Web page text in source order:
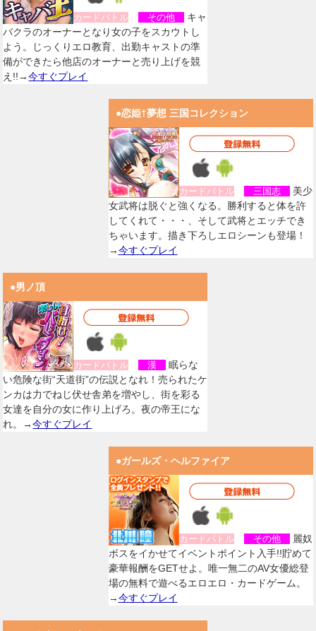
カードバトル その他
キャ
バクラのオーナーとなり女の子をスカウトし
よう。じっくりエロ教育、出勤キャストの準
備ができたら他店のオーナーと売り上げを競
え!!→今すぐプレイ
●恋姫†夢想 三国コレクション
カードバトル 三国志
美少
女武将は脱ぐと強くなる。勝利すると体を許
してくれて・・・、そして武将とエッチでき
ちゃいます。描き下ろしエロシーンも登場！
→今すぐプレイ
●男ノ頂
カードバトル 漢
眠らな
い危険な街“天道街”の伝説となれ！売られたケ
ンカは力でねじ伏せ舎弟を増やし、街を彩る
女達を自分の女に作り上げろ。夜の帝王にな
れ。→今すぐプレイ
●ガールズ・ヘルファイア
カードバトル その他
麗奴
ボスをイかせてイベントポイント入手!!貯めて
豪華報酬をGETせよ。唯一無二のAV女優総登
場の無料で遊べるエロエロ・カードゲーム。
→今すぐプレイ